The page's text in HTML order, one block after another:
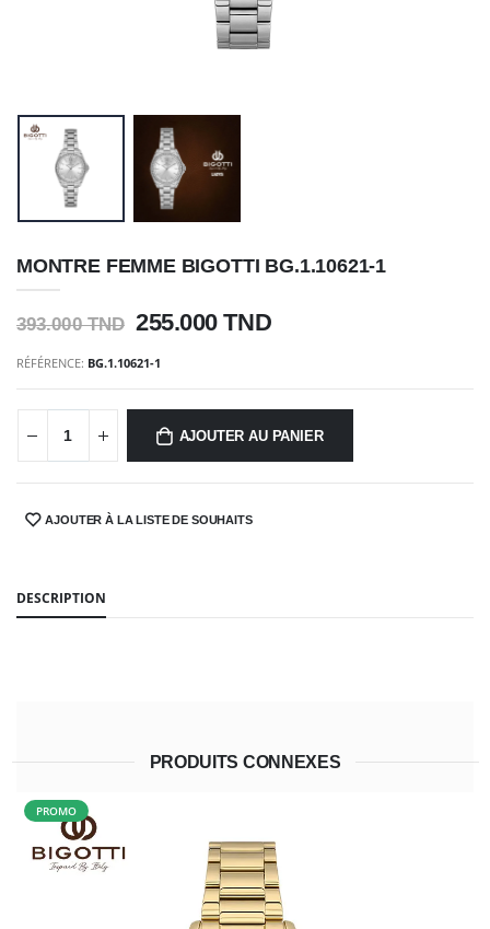
MONTRE FEMME BIGOTTI BG.1.10621-1
393.000 TND 255.000 TND
RÉFÉRENCE: BG.1.10621-1
AJOUTER AU PANIER
SHARE:AJOUTER À LA LISTE DE SOUHAITS
DESCRIPTION
PRODUITS CONNEXES
PROMO